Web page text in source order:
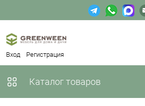
Вход Регистрация
доступа к веб-
Каталог товаров